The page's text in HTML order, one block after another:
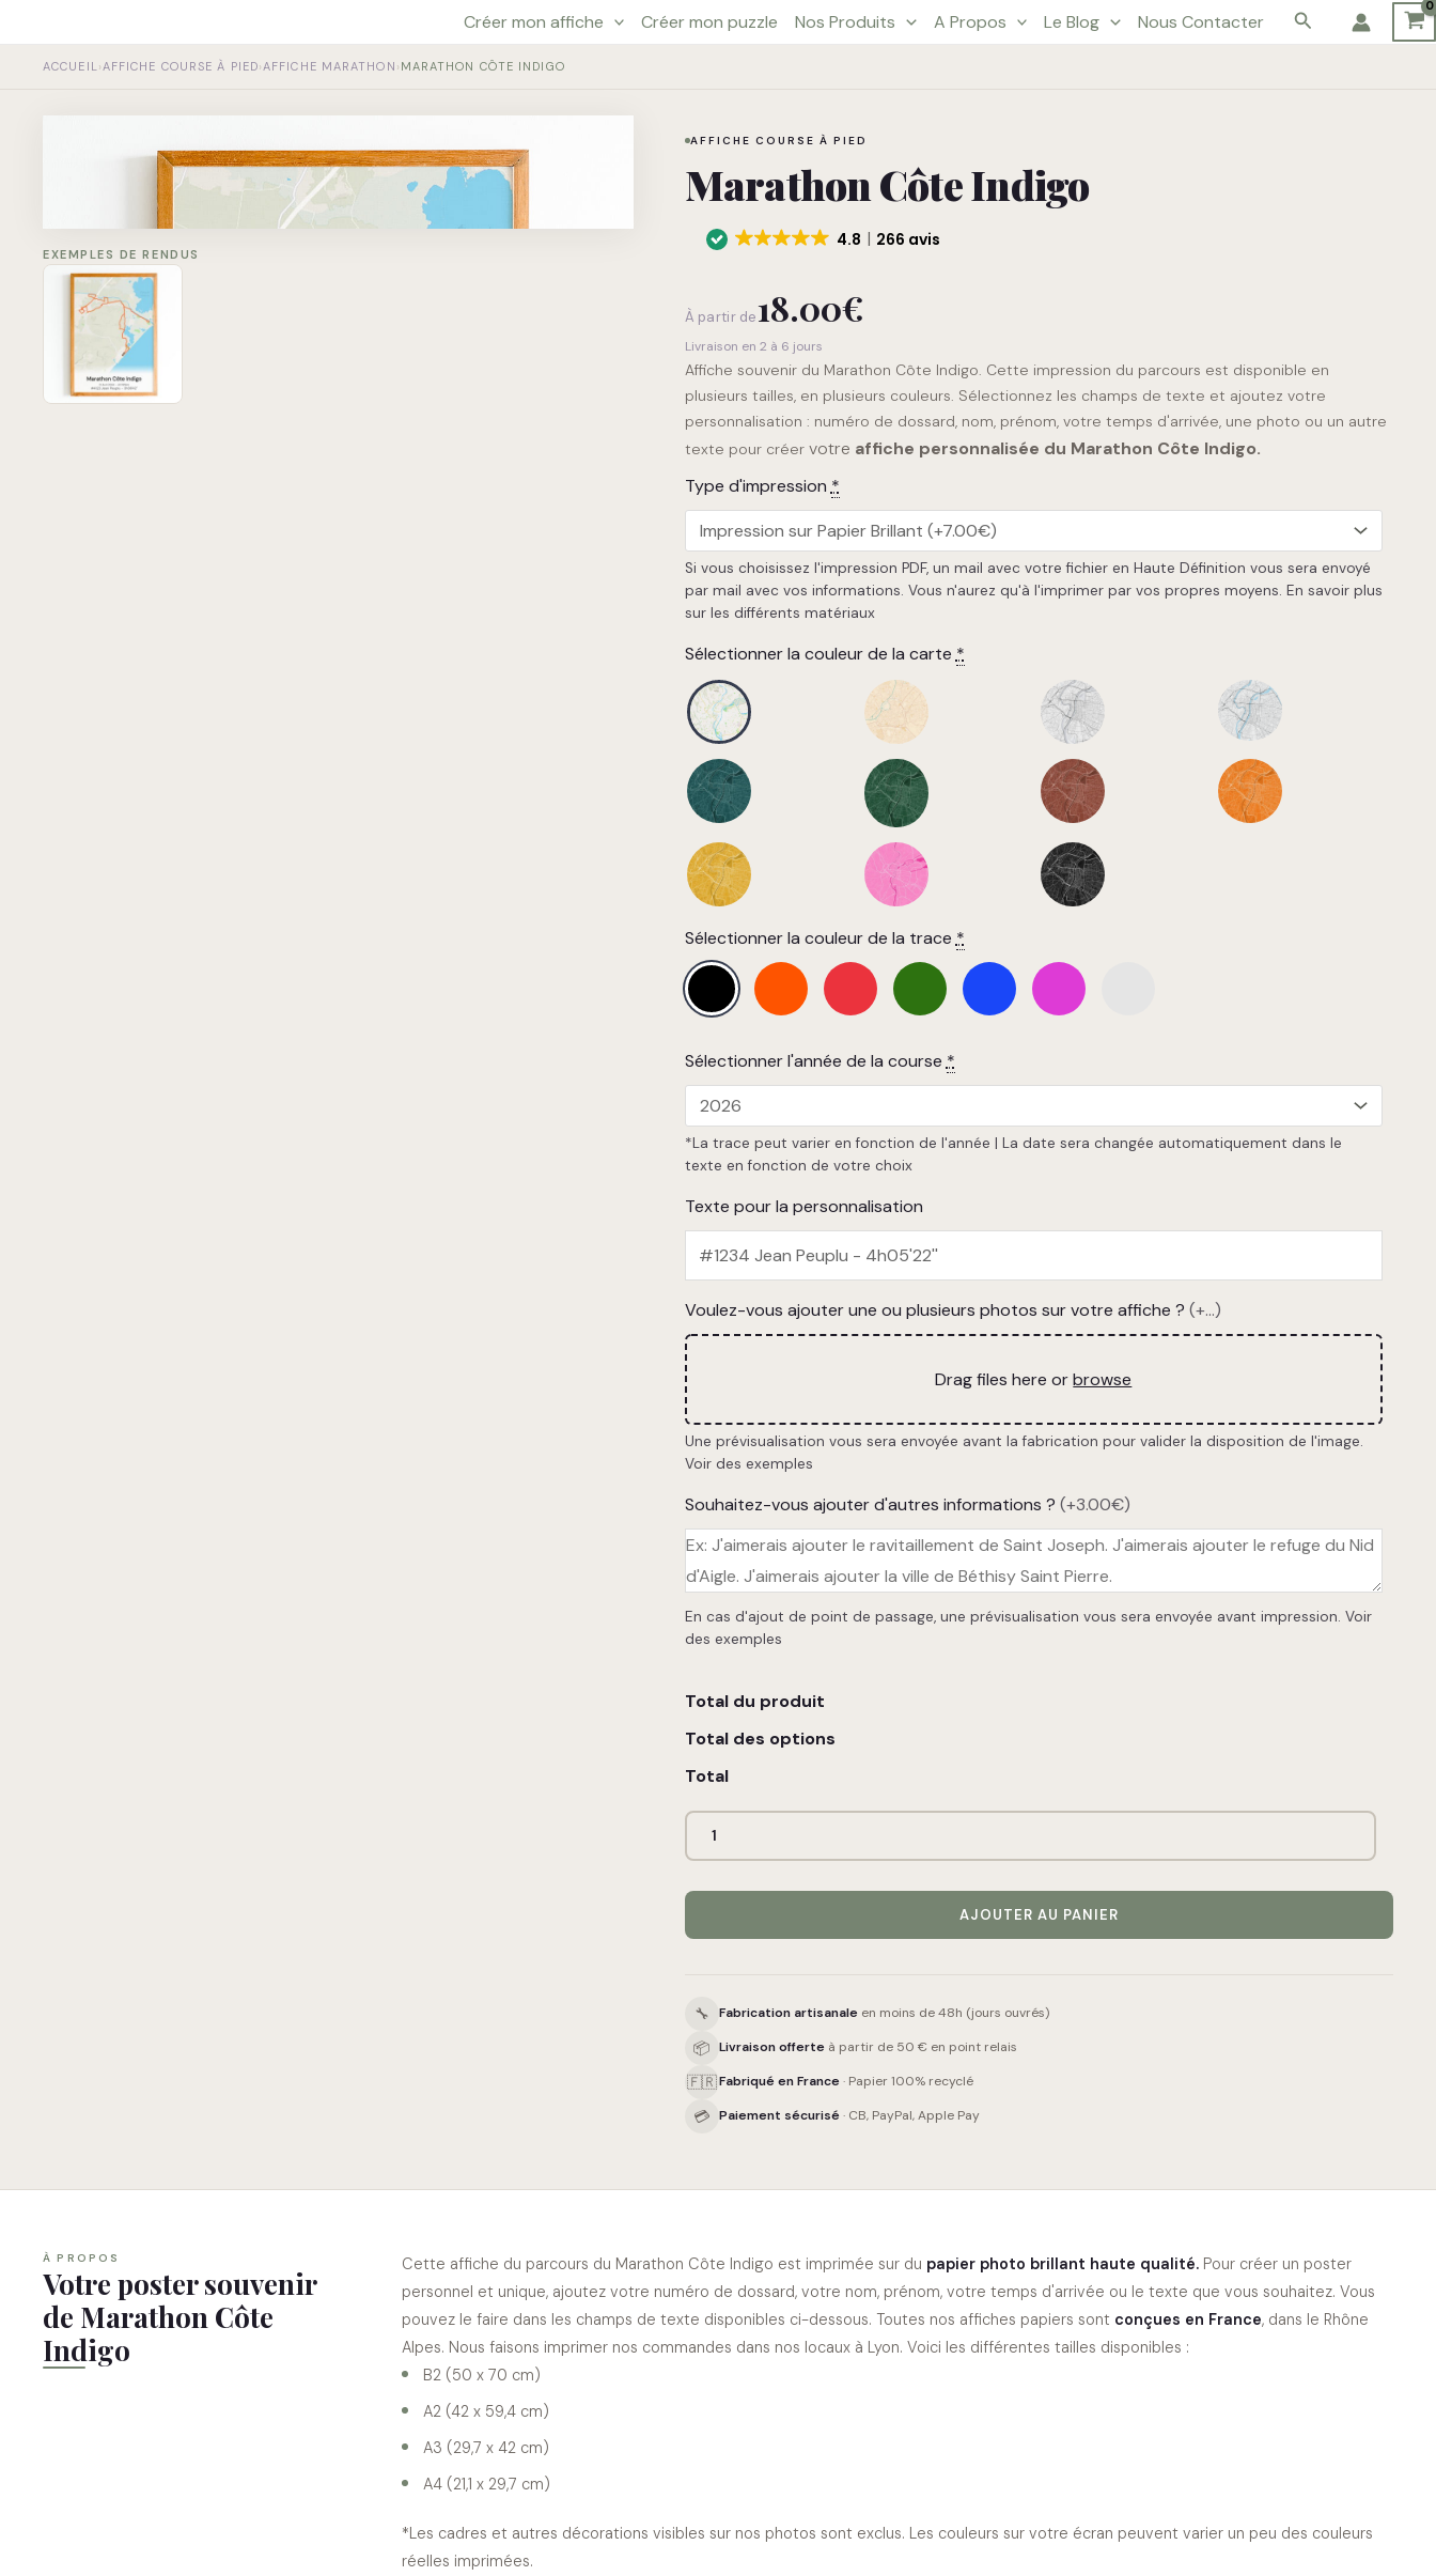
contenu
Créer mon affiche Créer mon puzzle Nos Produits A Propos Le Blog Nous Contacter Rechercher
ACCUEIL›AFFICHE COURSE À PIED›AFFICHE MARATHON › MARATHON CÔTE INDIGO
AFFICHE COURSE À PIED
Marathon Côte Indigo
4.8 266 avis
À partir de18.00€
Livraison en 2 à 6 jours
Affiche souvenir du Marathon Côte Indigo. Cette impression du parcours est disponible en
plusieurs tailles, en plusieurs couleurs. Sélectionnez les champs de texte et ajoutez votre
personnalisation : numéro de dossard, nom, prénom, votre temps d'arrivée, une photo ou un autre
texte pour créer votre affiche personnalisée du Marathon Côte Indigo.
Marathon Côte Indigo
19 Avril 2026 - 42.195km
#4123 Jean Peuplu - 3h38'42''​
EXEMPLES DE RENDUS
Type d'impression *
Si vous choisissez l'impression PDF, un mail avec votre fichier en Haute Définition vous sera envoyé
par mail avec vos informations. Vous n'aurez qu'à l'imprimer par vos propres moyens. En savoir plus
sur les différents matériaux
Sélectionner la couleur de la carte *
Sélectionner la couleur de la trace *
Sélectionner l'année de la course *
*La trace peut varier en fonction de l'année | La date sera changée automatiquement dans le
texte en fonction de votre choix
Texte pour la personnalisation
Voulez-vous ajouter une ou plusieurs photos sur votre affiche ? (+...)
Drag files here orbrowse
Une prévisualisation vous sera envoyée avant la fabrication pour valider la disposition de l'image.
Voir des exemples
Souhaitez-vous ajouter d'autres informations ? (+3.00€)
En cas d'ajout de point de passage, une prévisualisation vous sera envoyée avant impression. Voir
des exemples
Total du produit
Total des options
Total
Côte
AJOUTER AU PANIER
🔧 Fabrication artisanale en moins de 48h (jours ouvrés)
📦 Livraison offerte à partir de 50 € en point relais
🇫🇷Fabriqué en France · Papier 100% recyclé
💳 Paiement sécurisé · CB, PayPal, Apple Pay
À PROPOS
Votre poster souvenir
de Marathon Côte
Indigo
Cette affiche du parcours du Marathon Côte Indigo est imprimée sur du papier photo brillant haute qualité. Pour créer un poster
personnel et unique, ajoutez votre numéro de dossard, votre nom, prénom, votre temps d'arrivée ou le texte que vous souhaitez. Vous
pouvez le faire dans les champs de texte disponibles ci-dessous. Toutes nos affiches papiers sont conçues en France, dans le Rhône
Alpes. Nous faisons imprimer nos commandes dans nos locaux à Lyon. Voici les différentes tailles disponibles :
B2 (50 x 70 cm)
A2 (42 x 59,4 cm)
A3 (29,7 x 42 cm)
A4 (21,1 x 29,7 cm)
*Les cadres et autres décorations visibles sur nos photos sont exclus. Les couleurs sur votre écran peuvent varier un peu des couleurs
réelles imprimées.